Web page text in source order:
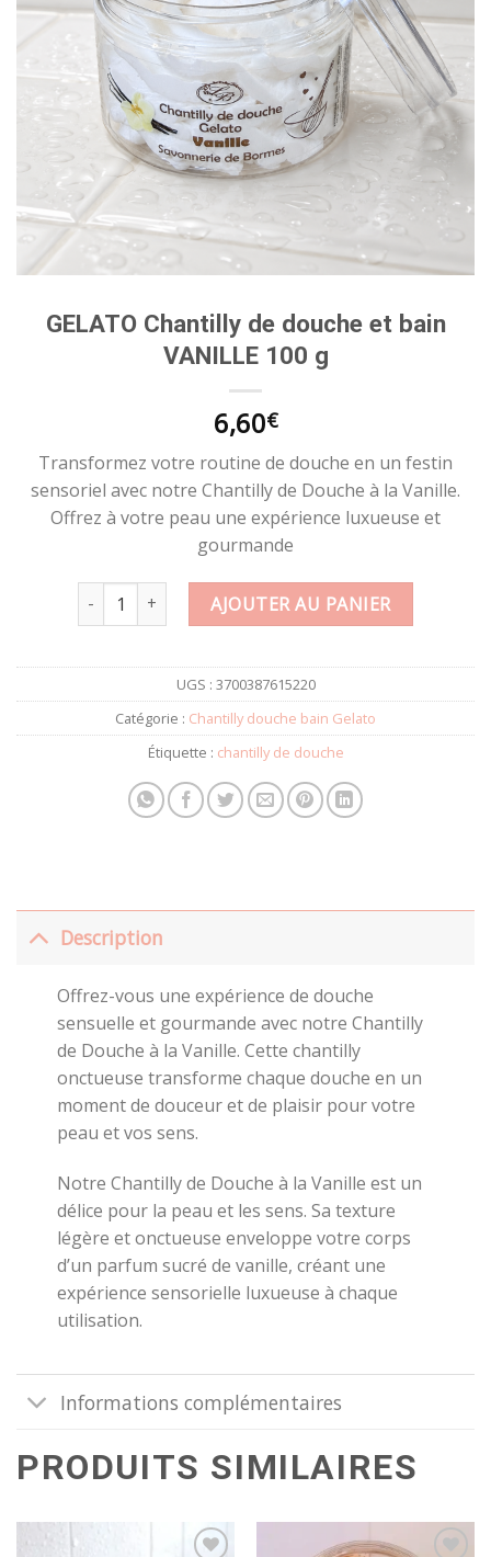
GELATO Chantilly de douche et bain
VANILLE 100 g
6,60€
Transformez votre routine de douche en un festin
sensoriel avec notre Chantilly de Douche à la Vanille.
Offrez à votre peau une expérience luxueuse et
gourmande
quantité de GELATO Chantilly de douche et bain
AJOUTER AU PANIER
UGS : 3700387615220
Catégorie : Chantilly douche bain Gelato
Étiquette : chantilly de douche
Description
Offrez-vous une expérience de douche
sensuelle et gourmande avec notre Chantilly
de Douche à la Vanille. Cette chantilly
onctueuse transforme chaque douche en un
moment de douceur et de plaisir pour votre
peau et vos sens.
Notre Chantilly de Douche à la Vanille est un
délice pour la peau et les sens. Sa texture
légère et onctueuse enveloppe votre corps
d’un parfum sucré de vanille, créant une
expérience sensorielle luxueuse à chaque
utilisation.
Informations complémentaires
PRODUITS SIMILAIRES